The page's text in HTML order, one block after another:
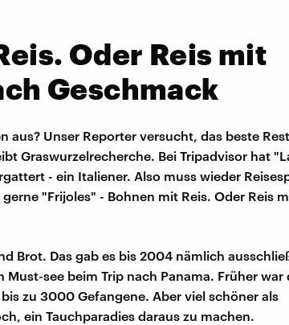
Oder Reis mit
Geschmack
aus? Unser Reporter versucht, das beste
Graswurzelrecherche. Bei Tripadvisor hat
- ein Italiener. Also muss wieder
"Frijoles" - Bohnen mit Reis. Oder Reis
Brot. Das gab es bis 2004 nämlich
Must-see beim Trip nach Panama. Früher war
zu 3000 Gefangene. Aber viel schöner als
ein Tauchparadies daraus zu machen.